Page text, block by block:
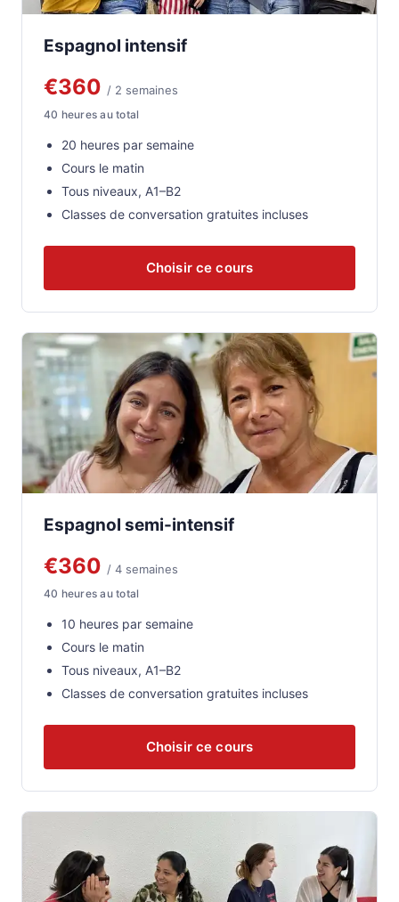
Espagnol intensif
€360 / 2 semaines
40 heures au total
20 heures par semaine
Cours le matin
Tous niveaux, A1–B2
Classes de conversation gratuites incluses
Choisir ce cours
Espagnol semi-intensif
€360 / 4 semaines
40 heures au total
10 heures par semaine
Cours le matin
Tous niveaux, A1–B2
Classes de conversation gratuites incluses
Choisir ce cours